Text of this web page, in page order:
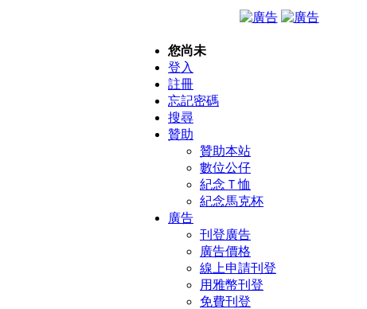
您尚未
登入
註冊
忘記密碼
搜尋
贊助
贊助本站
數位公仔
紀念Ｔ恤
紀念馬克杯
廣告
刊登廣告
廣告價格
線上申請刊登
用雅幣刊登
免費刊登